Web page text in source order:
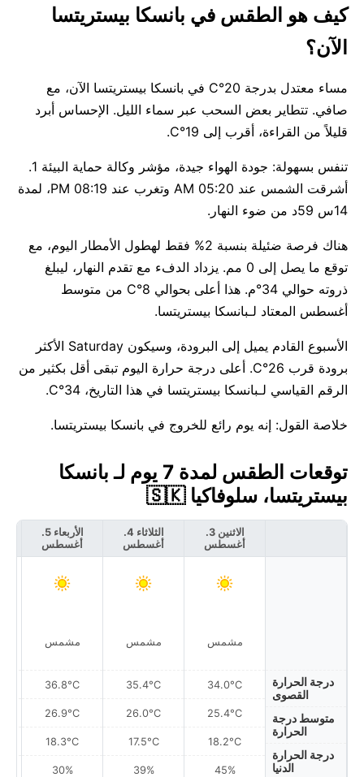
كيف هو الطقس في بانسكا بيستريتسا
الآن؟
مساء معتدل بدرجة 20°C في بانسكا بيستريتسا الآن، مع
صافي. تتطاير بعض السحب عبر سماء الليل. الإحساس أبرد
قليلاً من القراءة، أقرب إلى 19°C.
تنفس بسهولة: جودة الهواء جيدة، مؤشر وكالة حماية البيئة 1.
أشرقت الشمس عند 05:20 AM وتغرب عند 08:19 PM، لمدة
14س 59د من ضوء النهار.
هناك فرصة ضئيلة بنسبة 2% فقط لهطول الأمطار اليوم، مع
توقع ما يصل إلى 0 مم. يزداد الدفء مع تقدم النهار، ليبلغ
ذروته حوالي 34°م. هذا أعلى بحوالي 8°C من متوسط
أغسطس المعتاد لـبانسكا بيستريتسا.
الأسبوع القادم يميل إلى البرودة، وسيكون Saturday الأكثر
برودة قرب 26°C. أعلى درجة حرارة اليوم تبقى أقل بكثير من
الرقم القياسي لـبانسكا بيستريتسا في هذا التاريخ، 34°C.
خلاصة القول: إنه يوم رائع للخروج في بانسكا بيستريتسا.
توقعات الطقس لمدة 7 يوم لـ بانسكا
بيستريتسا، سلوفاكيا 🇸🇰
درجة الحرارة
القصوى
متوسط درجة
الحرارة
درجة الحرارة
الدنيا
الاثنين 3.
أغسطس
مشمس
34.0°C
25.4°C
18.2°C
45%
الثلاثاء 4.
أغسطس
مشمس
35.4°C
26.0°C
17.5°C
39%
الأربعاء 5.
أغسطس
مشمس
36.8°C
26.9°C
18.3°C
30%